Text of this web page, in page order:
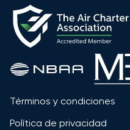
Términos y condiciones
Política de privacidad